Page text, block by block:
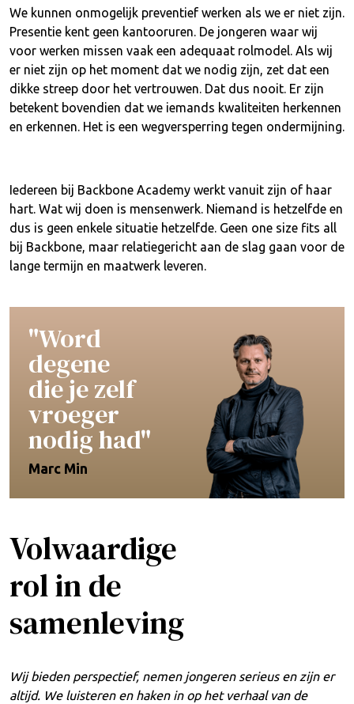
We kunnen onmogelijk preventief werken als we er niet zijn.
Presentie kent geen kantooruren. De jongeren waar wij
voor werken missen vaak een adequaat rolmodel. Als wij
er niet zijn op het moment dat we nodig zijn, zet dat een
dikke streep door het vertrouwen. Dat dus nooit. Er zijn
betekent bovendien dat we iemands kwaliteiten herkennen
en erkennen. Het is een wegversperring tegen ondermijning.
Iedereen bij Backbone Academy werkt vanuit zijn of haar
hart. Wat wij doen is mensenwerk. Niemand is hetzelfde en
dus is geen enkele situatie hetzelfde. Geen one size fits all
bij Backbone, maar relatiegericht aan de slag gaan voor de
lange termijn en maatwerk leveren.
"Word
degene
die je zelf
vroeger
nodig had"
Marc Min
Volwaardige
rol in de
samenleving
Wij bieden perspectief, nemen jongeren serieus en zijn er
altijd. We luisteren en haken in op het verhaal van de